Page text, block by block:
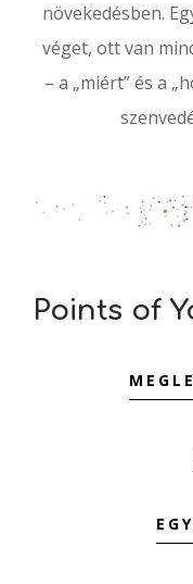
növekedésben.
véget, ott van
– a „miért” és a
Points of